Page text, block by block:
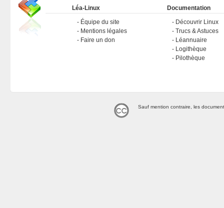
Léa-Linux
Équipe du site
Mentions légales
Faire un don
Documentation
Découvrir Linux
Trucs & Astuces
Léannuaire
Logithèque
Pilothèque
Sauf mention contraire, les